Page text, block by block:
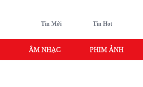
Tin Mới Tin Hot
ÂM NHẠC PHIM ẢNH